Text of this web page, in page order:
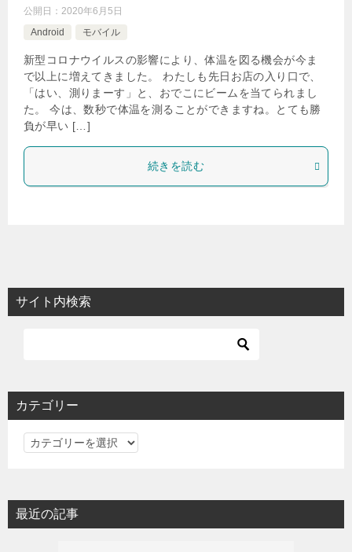
公開日： 2020年6月5日
Android
モバイル
新型コロナウイルスの影響により、体温を図る機会が今ま
で以上に増えてきました。 わたしも先日お店の入り口で、
「はい、測りまーす」と、おでこにビームを当てられまし
た。 今は、数秒で体温を測ることができますね。とても勝
負が早い […]
続きを読む
サイト内検索
カテゴリー
カ
リ
ー
最近の記事